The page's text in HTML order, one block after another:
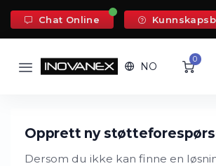
Chat Online
NO
0
Opprett ny
Dersom du ikke kan finne en